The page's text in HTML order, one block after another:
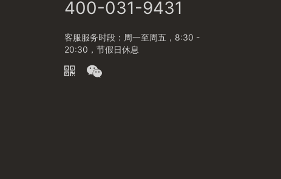
400-031-9431
客服服务时段：周一至周五，8:30 -
20:30，节假日休息